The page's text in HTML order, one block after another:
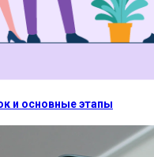
и основные этапы